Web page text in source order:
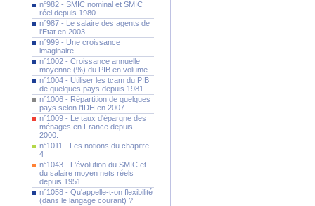
n°982 - SMIC nominal et SMIC
réel depuis 1980.
n°987 - Le salaire des agents de
l'Etat en 2003.
n°999 - Une croissance
imaginaire.
n°1002 - Croissance annuelle
moyenne (%) du PIB en volume.
n°1004 - Utiliser les tcam du PIB
de quelques pays depuis 1981.
n°1006 - Répartition de quelques
pays selon l'IDH en 2007.
n°1009 - Le taux d'épargne des
ménages en France depuis
2000.
n°1011 - Les notions du chapitre
4
n°1043 - L'évolution du SMIC et
du salaire moyen nets réels
depuis 1951.
n°1058 - Qu'appelle-t-on flexibilité
(dans le langage courant) ?